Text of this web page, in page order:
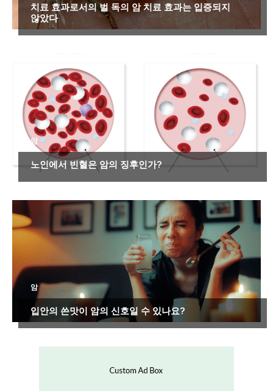
치료 효과로서의 벌 독의 암 치료 효과는 입증되지
않았다
암
노인에서 빈혈은 암의 징후인가?
암
입안의 쓴맛이 암의 신호일 수 있나요?